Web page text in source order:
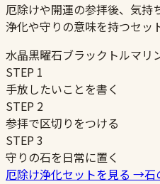
厄除けや開運の参拝後、気持
浄化や守りの意味を持つセッ
水晶黒曜石ブラックトルマリ
STEP 1
手放したいことを書く
STEP 2
参拝で区切りをつける
STEP3
守りの石を日常に置く
厄除け浄化セットを見る →石